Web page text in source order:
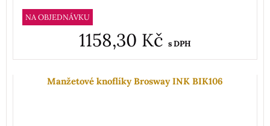
NA OBJEDNÁVKU
1158,30 Kč s DPH
Manžetové knoflíky Brosway INK BIK106